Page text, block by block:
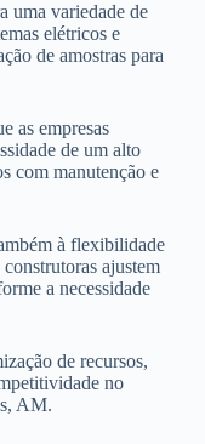
uma variedade de
elétricos e
de amostras para
as empresas
de um alto
com manutenção e
à flexibilidade
ajustem
a necessidade
de recursos,
no
AM.